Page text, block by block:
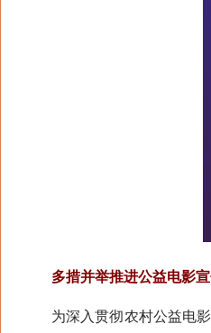
多措并举推进公益电影
为深入贯彻农村公益电影